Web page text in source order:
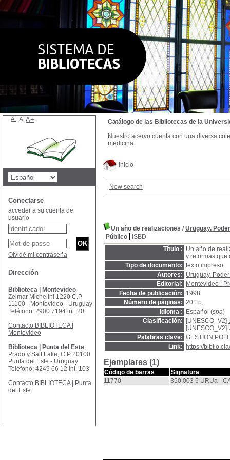
Inicio
New search
Un año de realizaciones / Uruguay.
Público
ISBD
Título : Un año de
y reformas que
Tipo de documento: texto impreso
Autores: Uruguay.
Editorial:
Montevideo :
Fecha de publicación: 1998
Número de páginas: 201 p.
Idioma :
Español (spa)
Clasificación:
[UNESCO_V2]
[UNESCO_V2]
Palabras clave: GESTION
Link:
https://
Ejemplares (1)
Código de barras
Signatura
11770
350.003 5 URUa -
Catálogo de las Bibliotecas de la
Nuestro acervo cuenta con una diversa
medicina.
A- A A+
Conectarse
acceder a su cuenta de
usuario
Olvidé mi contraseña
Dirección
Biblioteca | Montevideo
Zelmar Michelini 1220 C.P
11100 - Montevideo - Uruguay
Teléfono: 2900 7194 int. 20
Contacto BIBLIOTECA |
Montevideo
Biblioteca | Punta del Este
Prado y Salt Lake, C.P 20100
Punta del Este - Uruguay
Teléfono: 4249 66 12 int. 103
Contacto BIBLIOTECA | Punta
del Este